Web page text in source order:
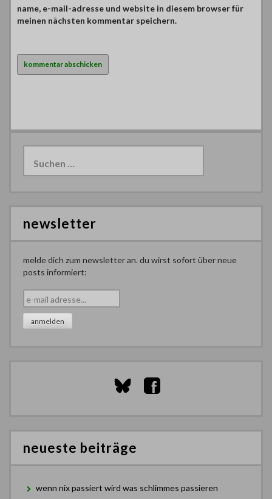
name, e-mail-adresse und website in diesem browser für
meinen nächsten kommentar speichern.
newsletter
melde dich zum newsletter an. du wirst sofort über neue
posts informiert:
neueste beiträge
wenn nix passiert wird was schlimmes passieren